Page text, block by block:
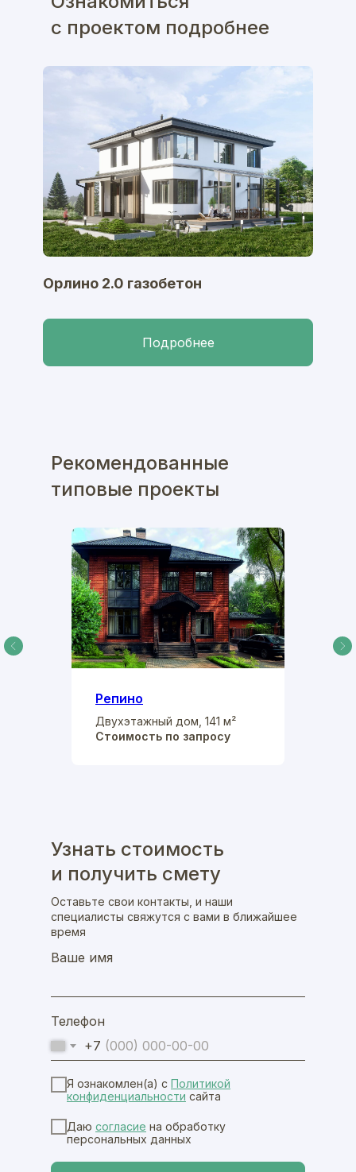
с проектом подробнее
Орлино 2.0 газобетон
Подробнее
Рекомендованные
типовые проекты
Репино
Двухэтажный дом, 141 м²
Стоимость по запросу
Узнать стоимость
и получить смету
Оставьте свои контакты, и наши
специалисты свяжутся с вами в ближайшее
время
Ваше имя
Телефон
+7
Я ознакомлен(а) с Политикой
конфиденциальноcти сайта
Даю согласие на обработку
персональных данных